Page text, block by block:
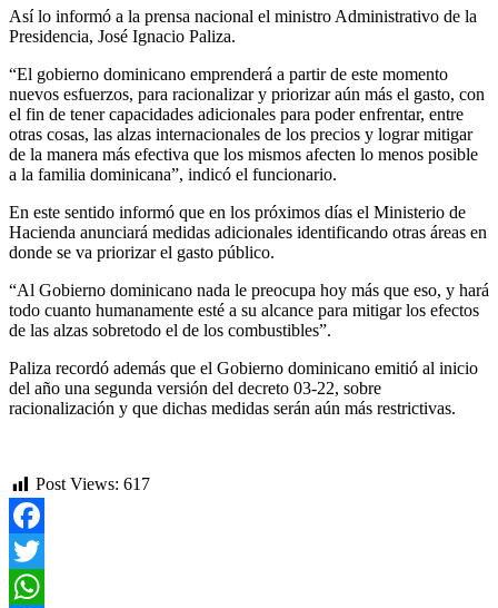
Así lo informó a la prensa nacional el ministro Administrativo de la
Presidencia, José Ignacio Paliza.
“El gobierno dominicano emprenderá a partir de este momento
nuevos esfuerzos, para racionalizar y priorizar aún más el gasto, con
el fin de tener capacidades adicionales para poder enfrentar, entre
otras cosas, las alzas internacionales de los precios y lograr mitigar
de la manera más efectiva que los mismos afecten lo menos posible
a la familia dominicana”, indicó el funcionario.
En este sentido informó que en los próximos días el Ministerio de
Hacienda anunciará medidas adicionales identificando otras áreas en
donde se va priorizar el gasto público.
“Al Gobierno dominicano nada le preocupa hoy más que eso, y hará
todo cuanto humanamente esté a su alcance para mitigar los efectos
de las alzas sobretodo el de los combustibles”.
Paliza recordó además que el Gobierno dominicano emitió al inicio
del año una segunda versión del decreto 03-22, sobre
racionalización y que dichas medidas serán aún más restrictivas.
Post Views: 617
Facebook
Twitter